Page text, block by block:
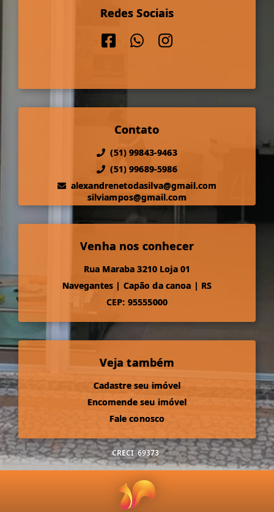
Redes Sociais
Contato
(51) 99843-9463
(51) 99689-5986
alexandrenetodasilva@gmail.com
silviampos@gmail.com
Venha nos conhecer
Rua Maraba 3210 Loja 01
Navegantes | Capão da canoa | RS
CEP: 95555000
Veja também
Cadastre seu imóvel
Encomende seu imóvel
Fale conosco
CRECI 69373